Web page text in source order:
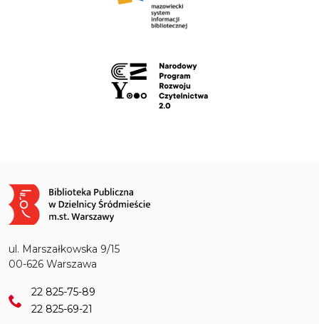
Obraz
ul. Marszałkowska 9/15
00-626 Warszawa
22 825-75-89
22 825-69-21